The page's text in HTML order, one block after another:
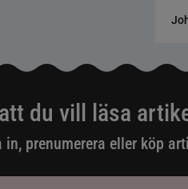
du vill läsa
prenumerera eller köp